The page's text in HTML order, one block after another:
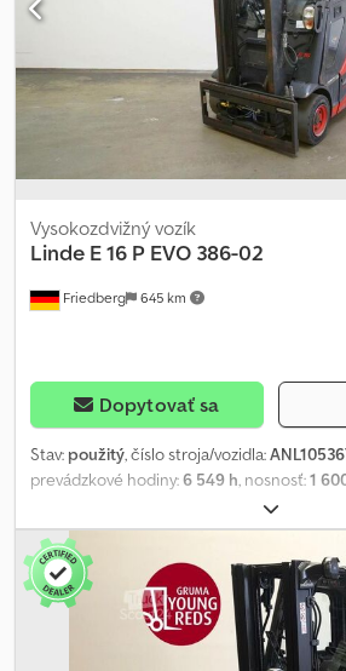
Friedberg 645 km
Vysokozdvižný vozík
Linde E 16 P EVO 386-02
Dopytovať sa
Stav: použitý, číslo stroja/vozidla:
prevádzkové hodiny:6 549 h, nosnosť:1
, ťažisko
stožiara:simplex, kapacita batérie:625 Ach
šírka nosiča vidlíc:
, veľkosť
veľkosť zadnej pneumatiky: 16x6-8,
kg, celková výška:2 400 mm , celková dĺžka:
, palivo:elektrina, -
Vozidlový konektor MRC 160A - 90°